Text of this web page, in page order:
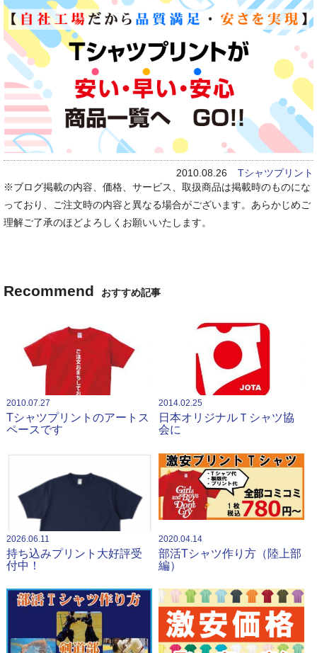
Tシャツプリント
2010.08.26
※ブログ掲載の内容、価格、サービス、取扱商品は掲載時のものにな
っており、ご注文時の内容と異なる場合がございます。あらかじめご
理解ご了承のほどよろしくお願いいたします。
Recommend おすすめ記事
2010.07.27
Tシャツプリントのアートス
ペースです
2014.02.25
日本オリジナルＴシャツ協
会に
2026.06.11
持ち込みプリント大好評受
付中！
2020.04.14
部活Tシャツ作り方（陸上部
編）